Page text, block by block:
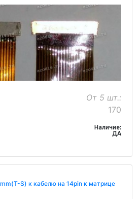
От 5 шт.:
170
Наличие:
ДА
S) к кабелю на 14pin к матрице